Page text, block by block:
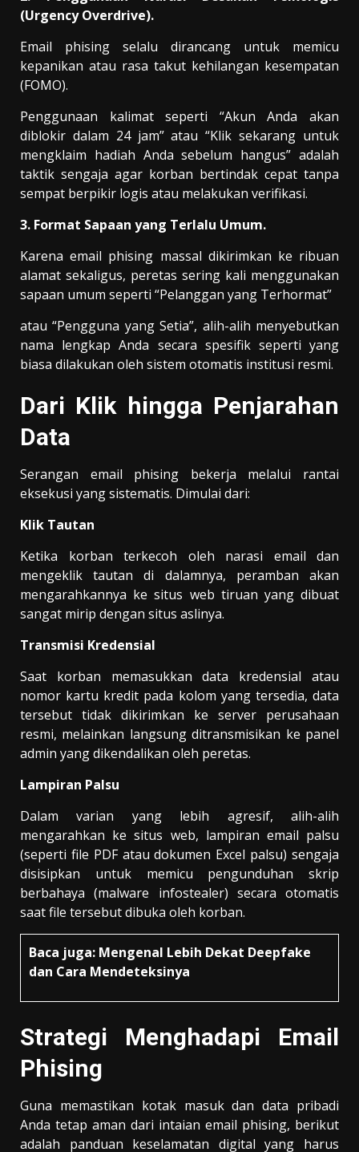
(Urgency Overdrive).
Email phising selalu dirancang untuk memicu
kepanikan atau rasa takut kehilangan kesempatan
(FOMO).
Penggunaan kalimat seperti “Akun Anda akan
diblokir dalam 24 jam” atau “Klik sekarang untuk
mengklaim hadiah Anda sebelum hangus” adalah
taktik sengaja agar korban bertindak cepat tanpa
sempat berpikir logis atau melakukan verifikasi.
3. Format Sapaan yang Terlalu Umum.
Karena email phising massal dikirimkan ke ribuan
alamat sekaligus, peretas sering kali menggunakan
sapaan umum seperti “Pelanggan yang Terhormat”
atau “Pengguna yang Setia”, alih-alih menyebutkan
nama lengkap Anda secara spesifik seperti yang
biasa dilakukan oleh sistem otomatis institusi resmi.
Dari Klik hingga Penjarahan
Data
Serangan email phising bekerja melalui rantai
eksekusi yang sistematis. Dimulai dari:
Klik Tautan
Ketika korban terkecoh oleh narasi email dan
mengeklik tautan di dalamnya, peramban akan
mengarahkannya ke situs web tiruan yang dibuat
sangat mirip dengan situs aslinya.
Transmisi Kredensial
Saat korban memasukkan data kredensial atau
nomor kartu kredit pada kolom yang tersedia, data
tersebut tidak dikirimkan ke server perusahaan
resmi, melainkan langsung ditransmisikan ke panel
admin yang dikendalikan oleh peretas.
Lampiran Palsu
Dalam varian yang lebih agresif, alih-alih
mengarahkan ke situs web, lampiran email palsu
(seperti file PDF atau dokumen Excel palsu) sengaja
disisipkan untuk memicu pengunduhan skrip
berbahaya (malware infostealer) secara otomatis
saat file tersebut dibuka oleh korban.
Baca juga: Mengenal Lebih Dekat Deepfake
dan Cara Mendeteksinya
Strategi Menghadapi Email
Phising
Guna memastikan kotak masuk dan data pribadi
Anda tetap aman dari intaian email phising, berikut
adalah panduan keselamatan digital yang harus